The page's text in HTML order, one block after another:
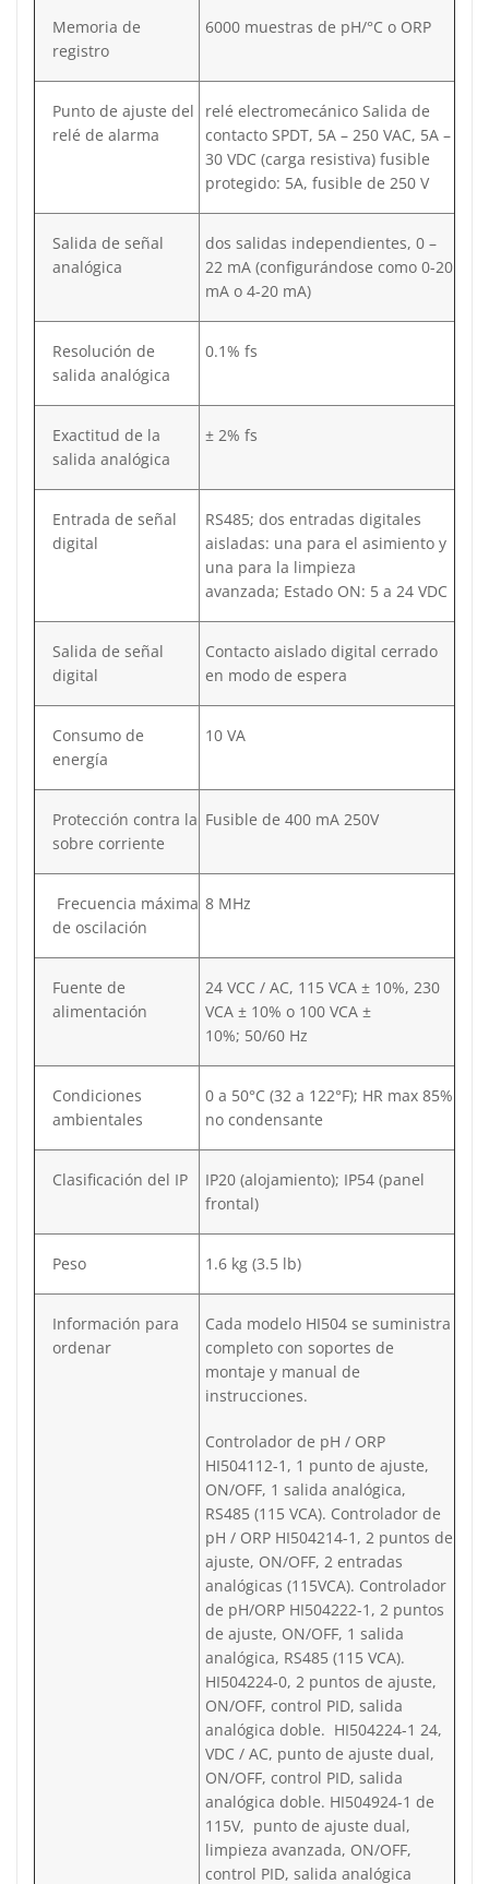
Memoria de
registro
6000 muestras de pH/°C o ORP
Punto de ajuste del
relé de alarma
relé electromecánico Salida de
contacto SPDT, 5A – 250 VAC, 5A –
30 VDC (carga resistiva) fusible
protegido: 5A, fusible de 250 V
Salida de señal
analógica
dos salidas independientes, 0 –
22 mA (configurándose como 0-20
mA o 4-20 mA)
Resolución de
salida analógica
0.1% fs
Exactitud de la
salida analógica
± 2% fs
Entrada de señal
digital
RS485; dos entradas digitales
aisladas: una para el asimiento y
una para la limpieza
avanzada; Estado ON: 5 a 24 VDC
Salida de señal
digital
Contacto aislado digital cerrado
en modo de espera
Consumo de
energía
10 VA
Protección contra la
sobre corriente
Fusible de 400 mA 250V
Frecuencia máxima
de oscilación
8 MHz
Fuente de
alimentación
24 VCC / AC, 115 VCA ± 10%, 230
VCA ± 10% o 100 VCA ±
10%; 50/60 Hz
Condiciones
ambientales
0 a 50°C (32 a 122°F); HR max 85%
no condensante
Clasificación del IP
IP20 (alojamiento); IP54 (panel
frontal)
Peso 1.6 kg (3.5 lb)
Información para
ordenar
Cada modelo HI504 se suministra
completo con soportes de
montaje y manual de
instrucciones.
Controlador de pH / ORP
HI504112-1, 1 punto de ajuste,
ON/OFF, 1 salida analógica,
RS485 (115 VCA). Controlador de
pH / ORP HI504214-1, 2 puntos de
ajuste, ON/OFF, 2 entradas
analógicas (115VCA). Controlador
de pH/ORP HI504222-1, 2 puntos
de ajuste, ON/OFF, 1 salida
analógica, RS485 (115 VCA).
HI504224-0, 2 puntos de ajuste,
ON/OFF, control PID, salida
analógica doble. HI504224-1 24,
VDC / AC, punto de ajuste dual,
ON/OFF, control PID, salida
analógica doble. HI504924-1 de
115V, punto de ajuste dual,
limpieza avanzada, ON/OFF,
control PID, salida analógica